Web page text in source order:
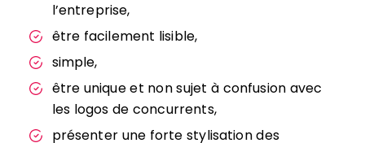
l’entreprise,
être facilement lisible,
simple,
être unique et non sujet à confusion avec
les logos de concurrents,
présenter une forte stylisation des